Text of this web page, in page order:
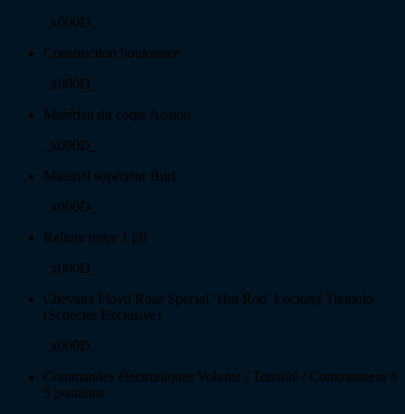
_x000D_
Construction boulonnée
_x000D_
Matériau du corps Acajou
_x000D_
Matériel supérieur Burl
_x000D_
Reliure noire 1 pli
_x000D_
Chevalet Floyd Rose Special ‘Hot Rod’ Locking Tremolo
(Schecter Exclusive)
_x000D_
Commandes électroniques Volume / Tonalité / Commutateur à
5 positions